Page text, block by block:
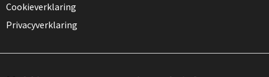
Cookieverklaring
Privacyverklaring